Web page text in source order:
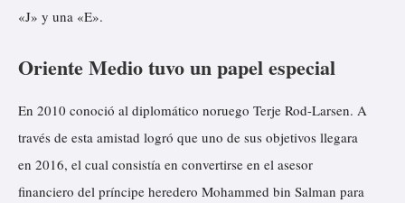
«J» y una «E».
Oriente Medio tuvo un papel especial
En 2010 conoció al diplomático noruego Terje Rod-Larsen. A
través de esta amistad logró que uno de sus objetivos llegara
en 2016, el cual consistía en convertirse en el asesor
financiero del príncipe heredero Mohammed bin Salman para